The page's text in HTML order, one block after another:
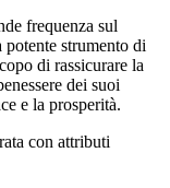
frequenza sul
potente strumento di
di rassicurare la
dei suoi
e la prosperità.
con attributi